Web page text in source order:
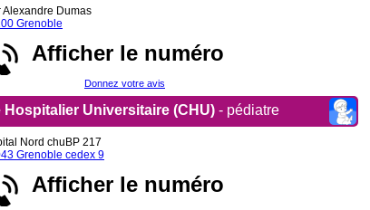
Alexandre Dumas
Grenoble
Afficher le numéro
Donnez votre avis
Hospitalier Universitaire (CHU) - pédiatre
Nord chuBP 217
Grenoble cedex 9
Afficher le numéro